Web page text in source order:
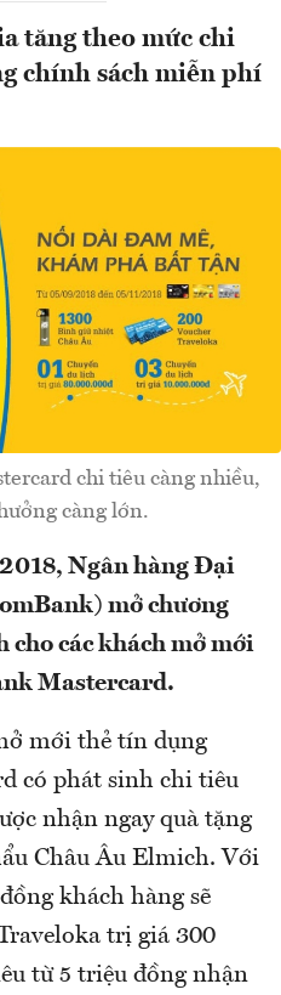
tăng theo mức chi
chính sách miễn phí
chi tiêu càng nhiều,
càng lớn.
Ngân hàng Đại
mở chương
các khách mở mới
Mastercard.
mới thẻ tín dụng
có phát sinh chi tiêu
nhận ngay quà tặng
Châu Âu Elmich. Với
khách hàng sẽ
trị giá 300
từ 5 triệu đồng nhận